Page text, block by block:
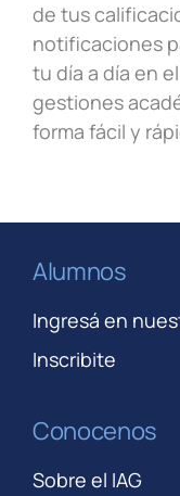
de tus
notificaciones
tu día a día en
gestiones
forma fácil y
Alumnos
Ingresá en
Inscribite
Conocenos
Sobre el IAG